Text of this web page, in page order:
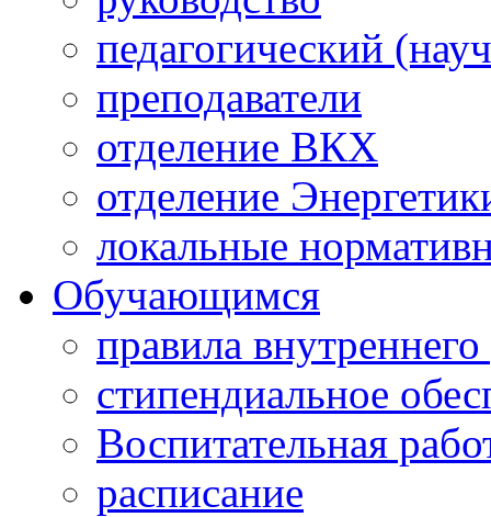
педагогический
преподаватели
отделение ВКХ
отделение
локальные
Обучающимся
правила
стипендиальное
Воспитательная
расписание